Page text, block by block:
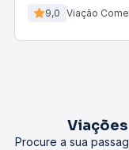
9,0 Viação
Procure a sua